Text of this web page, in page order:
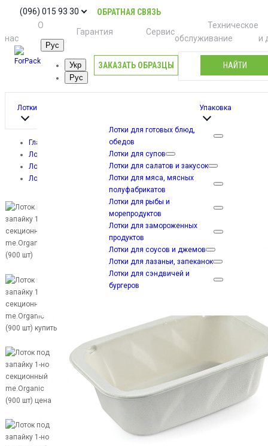
(096) 015 93 30
ОБРАТНАЯ СВЯЗЬ
О
нас
Гарантия Сервис
Техническое
обслуживание
и
Рус
Укр
Рус
ЗАКАЗАТЬ ОБРАЗЦЫ НАЙТИ
Лотки
Лотки для готовых блюд,
обедов
Лотки для супов
Лотки для салатов и закусок
Лотки для мяса, мясных
полуфабрикатов
Лотки для рыбы и
морепродуктов
Лотки для замороженных
продуктов
Лотки для соусов и джемов
Лотки для лазаньи, запеканок
Лотки для сэндвичей и
бургеров
Упаковка
Главная
Лотки
Лотки для готовых блюд, обедов
Лоток под запайку 1-но секционный me.Organic (900 шт)